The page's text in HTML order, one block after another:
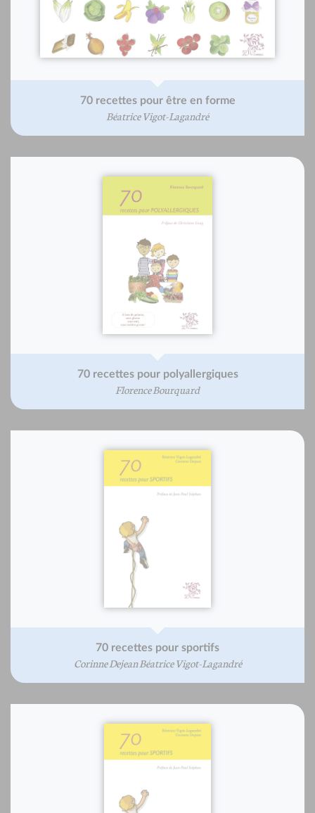
70 recettes pour être en forme
Béatrice Vigot-Lagandré
70 recettes pour polyallergiques
Florence Bourquard
70 recettes pour sportifs
Corinne Dejean Béatrice Vigot-Lagandré